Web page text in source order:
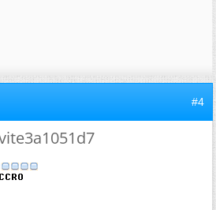
#4